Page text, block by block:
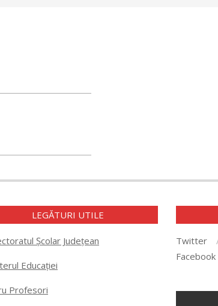
LEGĂTURI UTILE
Școlar Județean
Educației
Profesori
Twitter
Facebook